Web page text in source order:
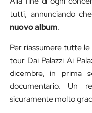
tutti, annunciando
nuovo album.
Per riassumere tutte
tour Dai Palazzi Ai
dicembre, in prima
documentario. Un
sicuramente molto